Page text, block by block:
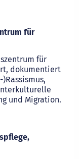
für
für
dokumentiert
und Migration.